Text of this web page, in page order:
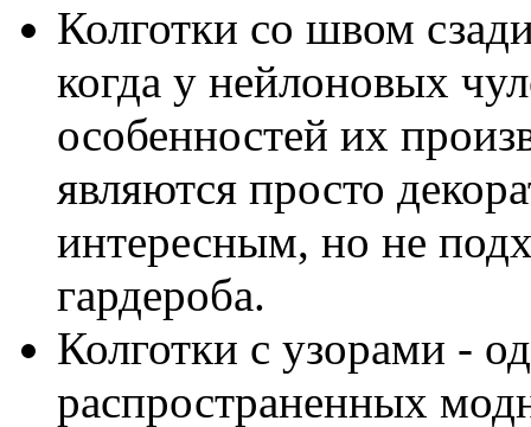
Колготки со швом
когда у нейлоновых
особенностей их
являются просто
интересным, но не
гардероба.
Колготки с узорами -
распространенных